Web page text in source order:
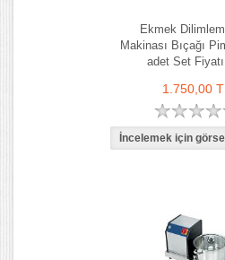
Ekmek
Makinası Bıçağı
adet Set Fiyatı
1.750,00